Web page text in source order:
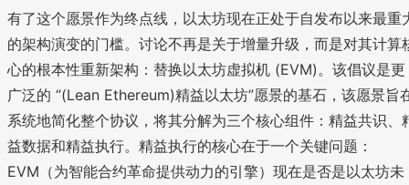
有了这个愿景作为终点线，以太坊现在正处于自发布以来最重
的架构演变的门槛。讨论不再是关于增量升级，而是对其计算
心的根本性重新架构：替换以太坊虚拟机 (EVM)。该倡议是更
广泛的 “(Lean Ethereum)精益以太坊”愿景的基石，该愿景旨
系统地简化整个协议，将其分解为三个核心组件：精益共识、
益数据和精益执行。精益执行的核心在于一个关键问题：
EVM（为智能合约革命提供动力的引擎）现在是否是以太坊未